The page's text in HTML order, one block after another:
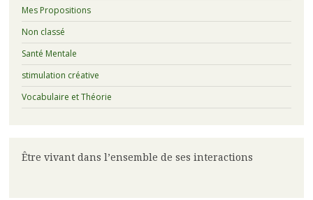
Mes Propositions
Non classé
Santé Mentale
stimulation créative
Vocabulaire et Théorie
Être vivant dans l’ensemble de ses interactions